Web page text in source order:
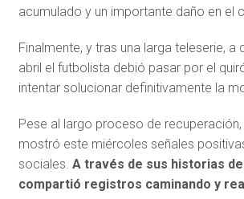
acumulado y un importante daño en el
Finalmente, y tras una larga teleserie, a
abril el futbolista debió pasar por el
intentar solucionar definitivamente la
Pese al largo proceso de recuperación,
mostró este miércoles señales
sociales. A través de sus historias
compartió registros caminando y